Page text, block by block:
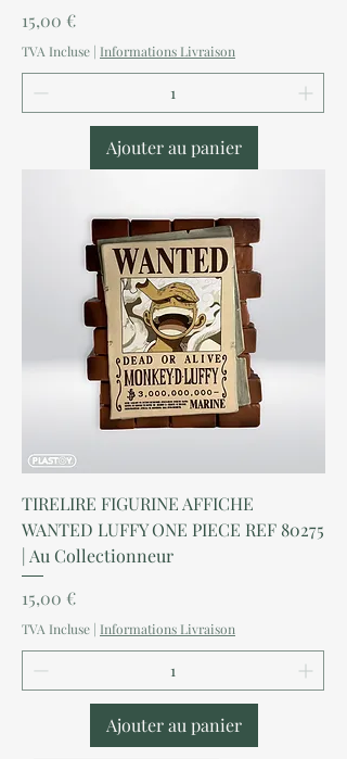
Prix
15,00 €
TVA Incluse | Informations Livraison
Ajouter au panier
TIRELIRE FIGURINE AFFICHE
WANTED LUFFY ONE PIECE REF 80275
| Au Collectionneur
Prix
15,00 €
TVA Incluse | Informations Livraison
Ajouter au panier